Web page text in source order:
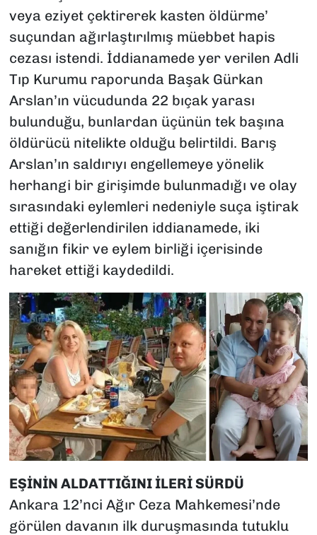
veya eziyet çektirerek kasten öldürme’
suçundan ağırlaştırılmış müebbet hapis
cezası istendi. İddianamede yer verilen Adli
Tıp Kurumu raporunda Başak Gürkan
Arslan’ın vücudunda 22 bıçak yarası
bulunduğu, bunlardan üçünün tek başına
öldürücü nitelikte olduğu belirtildi. Barış
Arslan’ın saldırıyı engellemeye yönelik
herhangi bir girişimde bulunmadığı ve olay
sırasındaki eylemleri nedeniyle suça iştirak
ettiği değerlendirilen iddianamede, iki
sanığın fikir ve eylem birliği içerisinde
hareket ettiği kaydedildi.
EŞİNİN ALDATTIĞINI İLERİ SÜRDÜ
Ankara 12’nci Ağır Ceza Mahkemesi’nde
görülen davanın ilk duruşmasında tutuklu